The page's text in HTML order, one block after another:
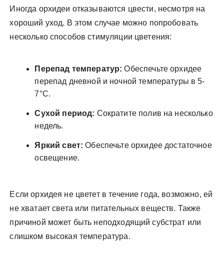
Иногда орхидеи отказываются цвести, несмотря на
хороший уход. В этом случае можно попробовать
несколько способов стимуляции цветения:
Перепад температур: Обеспечьте орхидее
перепад дневной и ночной температуры в 5-
7°C.
Сухой период: Сократите полив на несколько
недель.
Яркий свет: Обеспечьте орхидее достаточное
освещение.
Если орхидея не цветет в течение года, возможно, ей
не хватает света или питательных веществ. Также
причиной может быть неподходящий субстрат или
слишком высокая температура.